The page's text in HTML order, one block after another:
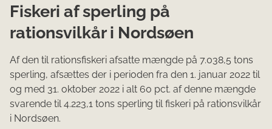
Fiskeri af sperling på
rationsvilkår i Nordsøen
Af den til rationsfiskeri afsatte mængde på 7.038,5 tons
sperling, afsættes der i perioden fra den 1. januar 2022 til
og med 31. oktober 2022 i alt 60 pct. af denne mængde
svarende til 4.223,1 tons sperling til fiskeri på rationsvilkår
i Nordsøen.